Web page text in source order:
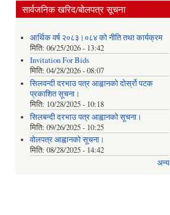
सार्वजनिक खरिद/बोलपत्र सूचना
आर्थिक वर्ष २०८३।०८४ को नीति तथा कार्यक्रम
मिति: 06/25/2026 - 13:42
Invitation For Bids
मिति: 04/28/2026 - 08:07
सिलवन्दी दरभाउ पत्र आह्वानको दोर्स्रो पटक
प्रकाशित सूचना।
मिति: 10/28/2025 - 10:18
सिलबन्दी दरभाउ पत्र आह्वानको सूचना।
मिति: 09/26/2025 - 10:25
वोलपत्र आह्वानको सूचना।
मिति: 08/28/2025 - 14:42
अन्य